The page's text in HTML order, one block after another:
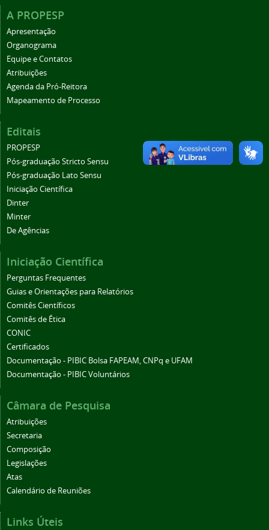
A PROPESP
Apresentação
Organograma
Equipe e Contatos
Atribuições
Agenda da Pró-Reitora
Mapeamento de Processo
Editais
PROPESP
Pós-graduação Stricto Sensu
Pós-graduação Lato Sensu
Iniciação Científica
Dinter
Minter
De Agências
Iniciação Científica
Perguntas Frequentes
Guias e Orientações para Relatórios
Comitês Científicos
Comitês de Ética
CONIC
Certificados
Documentação - PIBIC Bolsa FAPEAM, CNPq e UFAM
Documentação - PIBIC Voluntários
Câmara de Pesquisa
Atribuições
Secretaria
Composição
Legislações
Atas
Calendário de Reuniões
Links Úteis